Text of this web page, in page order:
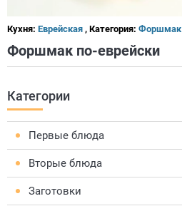
Кухня: Еврейская , Категория: Форшмак
Форшмак по-еврейски
Категории
Первые блюда
Вторые блюда
Заготовки